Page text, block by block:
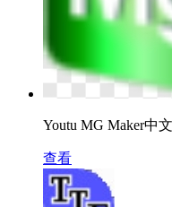
Youtu MG Maker中
查看